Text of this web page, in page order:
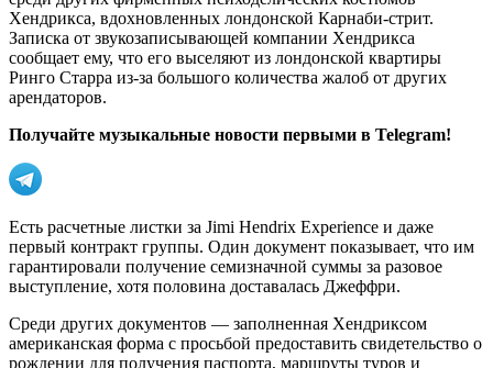
Хендрикса, вдохновленных лондонской Карнаби-стрит.
Записка от звукозаписывающей компании Хендрикса
сообщает ему, что его выселяют из лондонской квартиры
Ринго Старра из-за большого количества жалоб от других
арендаторов.
Получайте музыкальные новости первыми в Telegram!
Есть расчетные листки за Jimi Hendrix Experience и даже
первый контракт группы. Один документ показывает, что им
гарантировали получение семизначной суммы за разовое
выступление, хотя половина доставалась Джеффри.
Среди других документов — заполненная Хендриксом
американская форма с просьбой предоставить свидетельство о
рождении для получения паспорта, маршруты туров и